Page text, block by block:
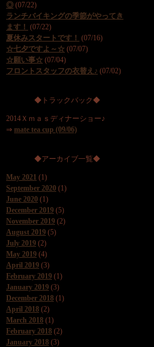
◎ (07/22)
ランチバイキングの季節がやってき
ます！ (07/22)
夏休みスタートです！ (07/16)
☆七夕ですよ～☆ (07/07)
☆願い事☆ (07/04)
フロントスタッフの衣替え♪ (07/02)
◆トラックバック◆
2014Ｘｍａｓディナーショー♪
⇒ mate tea cup (09/06)
◆アーカイブ一覧◆
May 2021 (1)
September 2020 (1)
June 2020 (1)
December 2019 (5)
November 2019 (2)
August 2019 (5)
July 2019 (2)
May 2019 (4)
April 2019 (3)
February 2019 (1)
January 2019 (3)
December 2018 (1)
April 2018 (2)
March 2018 (1)
February 2018 (2)
January 2018 (3)